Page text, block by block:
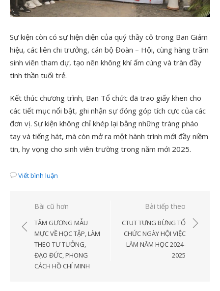
Sự kiện còn có sự hiện diện của quý thầy cô trong Ban Giám
hiệu, các liên chi trưởng, cán bộ Đoàn – Hội, cùng hàng trăm
sinh viên tham dự, tạo nên không khí ấm cúng và tràn đầy
tinh thần tuổi trẻ.
Kết thúc chương trình, Ban Tổ chức đã trao giấy khen cho
các tiết mục nổi bật, ghi nhận sự đóng góp tích cực của các
đơn vị. Sự kiện không chỉ khép lại bằng những tràng pháo
tay và tiếng hát, mà còn mở ra một hành trình mới đầy niềm
tin, hy vọng cho sinh viên trường trong năm mới 2025.
Viết bình luận
Điều
hướng
bài
viết
Bài cũ hơn
TẤM GƯƠNG MẪU
MỰC VỀ HỌC TẬP, LÀM
THEO TƯ TƯỞNG,
ĐẠO ĐỨC, PHONG
CÁCH HỒ CHÍ MINH
Bài tiếp theo
CTUT TƯNG BỪNG TỔ
CHỨC NGÀY HỘI VIỆC
LÀM NĂM HỌC 2024-
2025